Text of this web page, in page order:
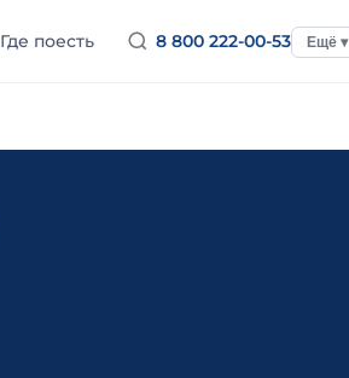
Где поесть 8 800 222-00-53 Ещё ▾